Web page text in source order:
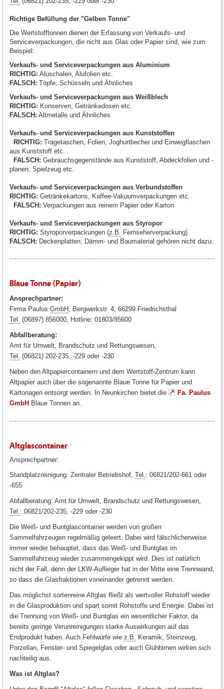
Richtige Befüllung der "Gelben Tonne"
Die Wertstofftonnen dienen der Erfassung von Verkaufs- und
Serviceverpackungen, die nicht aus Glas oder Papier sind, wie zum
Beispiel:
Verkaufs- und Serviceverpackungen aus Aluminium
RICHTIG: Aluschalen, Alufolien etc.
FALSCH: Töpfe, Schüsseln und Ähnliches
Verkaufs- und Serviceverpackungen aus Weißblech
RICHTIG: Konserven, Getränkedosen etc.
FALSCH: Altmetalle und Ähnliches
Verkaufs- und Serviceverpackungen aus Kunststoffen
RICHTIG: Tragetaschen, Folien, Joghurtbecher und Einwegflaschen
aus Kunststoff etc.
FALSCH: Gebrauchsgegenstände aus Kunststoff, Abdeckfolien und -
planen, Spielzeug etc.
Verkaufs- und Serviceverpackungen aus Verbundstoffen
RICHTIG: Getränkekartons, Kaffee-Vakuumverpackungen etc.
FALSCH: Verpackungen aus reinem Papier oder Karton
Verkaufs- und Serviceverpackungen aus Styropor
RICHTIG: Styroporverpackungen (z.B.
Fernseherverpackung)
FALSCH: Deckenplatten, Dämm- und Baumaterial gehören nicht dazu.
Blaue Tonne (Papier)
Ansprechpartner:
Firma Paulus GmbH , Bergwerkstr. 4, 66299 Friedrichsthal
Tel. (06897) 856000, Hotline: 01803/85600
Abfallberatung:
Amt für Umwelt, Brandschutz und Rettungswesen,
Tel. (06821) 202-235, -229 oder -230
Neben den Altpapiercontainern und dem Wertstoff-Zentrum kann
Altpapier auch über die sogenannte Blaue Tonne für Papier und
Kartonagen entsorgt werden. In Neunkirchen bietet die
Fa. Paulus
GmbH Blaue Tonnen an.
Altglascontainer
Ansprechpartner:
Standplatzreinigung: Zentraler Betriebshof, Tel. : 06821/202-661 oder
-655
Abfallberatung: Amt für Umwelt, Brandschutz und Rettungswesen,
Tel. : 06821/202-235, -229 oder -230
Die Weiß- und Buntglascontainer werden von großen
Sammelfahrzeugen regelmäßig geleert. Dabei wird fälschlicherweise
immer wieder behauptet, dass das Weiß- und Buntglas im
Sammelfahrzeug wieder zusammengekippt wird. Dies ist natürlich
nicht der Fall, denn der LKW-Auflieger hat in der Mitte eine Trennwand,
so dass die Glasfraktionen voneinander getrennt werden.
Das möglichst sortenreine Altglas fließt als wertvoller Rohstoff wieder
in die Glasproduktion und spart somit Rohstoffe und Energie. Dabei ist
die Trennung von Weiß- und Buntglas ein wesentlicher Faktor, da
bereits geringe Verunreinigungen starke Auswirkungen auf das
Endprodukt haben. Auch Fehlwürfe wie z.B.
Keramik, Steinzeug,
Porzellan, Fenster- und Spiegelglas oder auch Glühbirnen wirken sich
nachteilig aus.
Was ist Altglas?